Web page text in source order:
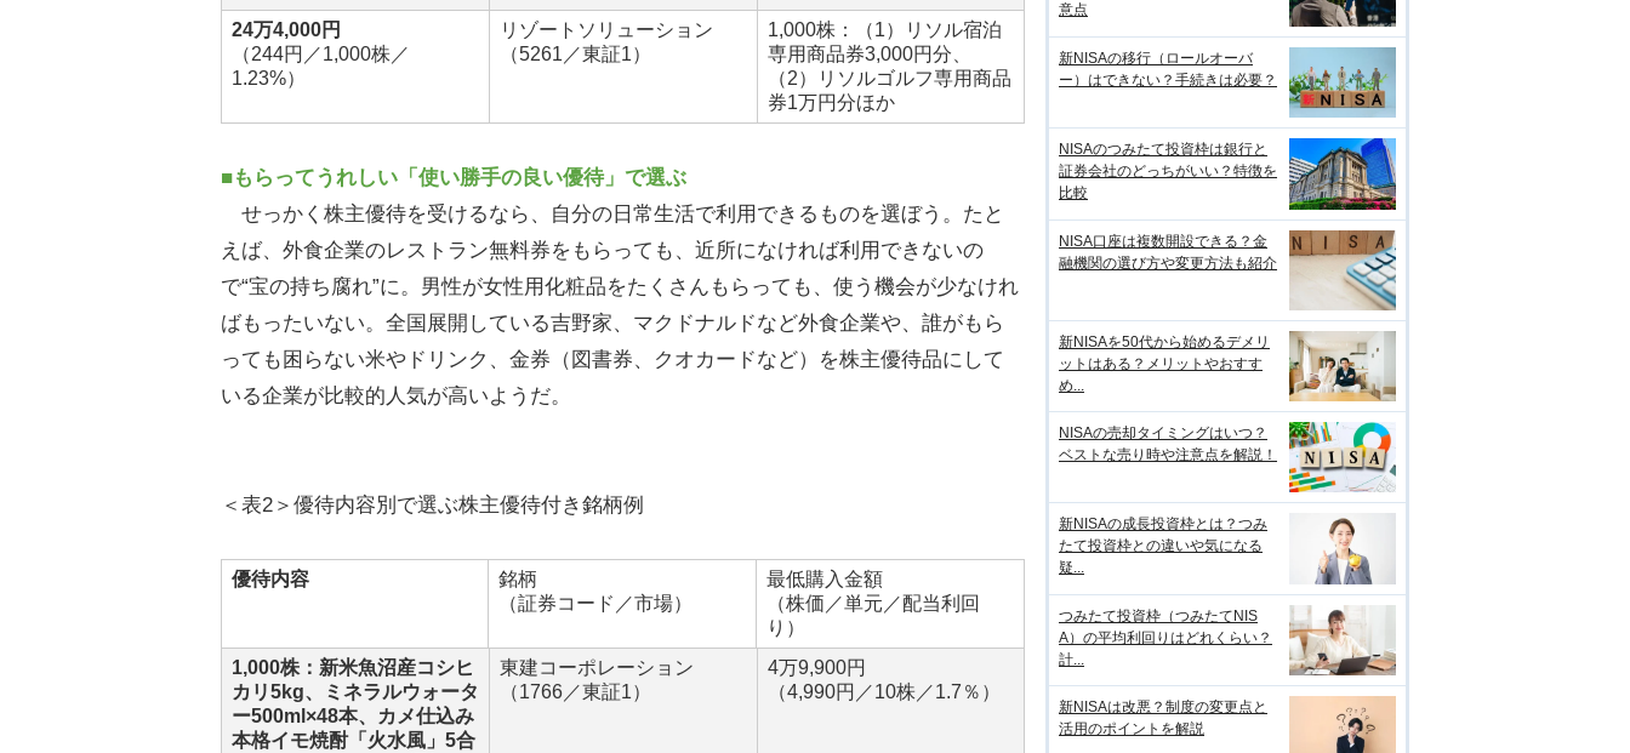
24万4,000円
（244円／1,000株／
1.23%）
リゾートソリューション
（5261／東証1）
1,000株：（1）リソル宿泊
専用商品券3,000円分、
（2）リソルゴルフ専用商品
券1万円分ほか
■もらってうれしい「使い勝手の良い優待」で選ぶ
せっかく株主優待を受けるなら、自分の日常生活で利用できるものを選ぼう。たと
えば、外食企業のレストラン無料券をもらっても、近所になければ利用できないの
で“宝の持ち腐れ”に。男性が女性用化粧品をたくさんもらっても、使う機会が少なけれ
ばもったいない。全国展開している吉野家、マクドナルドなど外食企業や、誰がもら
っても困らない米やドリンク、金券（図書券、クオカードなど）を株主優待品にして
いる企業が比較的人気が高いようだ。
＜表2＞優待内容別で選ぶ株主優待付き銘柄例
優待内容
銘柄
（証券コード／市場）
最低購入金額
（株価／単元／配当利回
り）
1,000株：新米魚沼産コシヒ
カリ5kg、ミネラルウォータ
ー500ml×48本、カメ仕込み
本格イモ焼酎「火水風」5合
東建コーポレーション
（1766／東証1）
4万9,900円
（4,990円／10株／1.7％）
意点
新NISAの移行（ロールオーバ
ー）はできない？手続きは必要？
NISAのつみたて投資枠は銀行と
証券会社のどっちがいい？特徴を
比較
NISA口座は複数開設できる？金
融機関の選び方や変更方法も紹介
新NISAを50代から始めるデメリ
ットはある？メリットやおすす
め...
NISAの売却タイミングはいつ？
ベストな売り時や注意点を解説！
新NISAの成長投資枠とは？つみ
たて投資枠との違いや気になる
疑...
つみたて投資枠（つみたてNIS
A）の平均利回りはどれくらい？
計...
新NISAは改悪？制度の変更点と
活用のポイントを解説